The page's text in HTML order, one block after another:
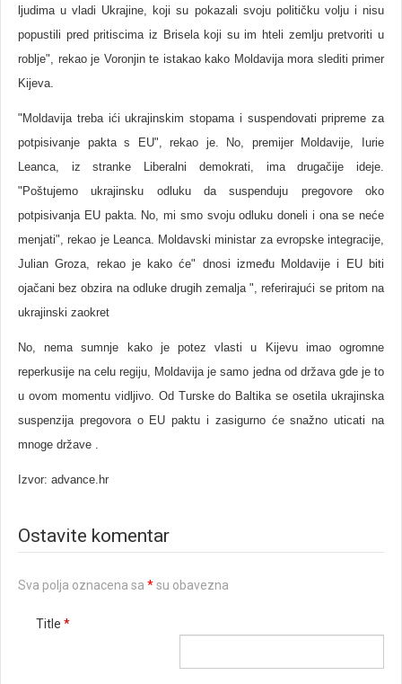
ljudima u vladi Ukrajine, koji su pokazali svoju političku volju i nisu
popustili pred pritiscima iz Brisela koji su im hteli zemlju pretvoriti u
roblje", rekao je Voronjin te istakao kako Moldavija mora slediti primer
Kijeva.
"Moldavija treba ići ukrajinskim stopama i suspendovati pripreme za
potpisivanje pakta s EU", rekao je. No, premijer Moldavije, Iurie
Leanca, iz stranke Liberalni demokrati, ima drugačije ideje.
"Poštujemo ukrajinsku odluku da suspenduju pregovore oko
potpisivanja EU pakta. No, mi smo svoju odluku doneli i ona se neće
menjati", rekao je Leanca. Moldavski ministar za evropske integracije,
Julian Groza, rekao je kako će" dnosi između Moldavije i EU biti
ojačani bez obzira na odluke drugih zemalja ", referirajući se pritom na
ukrajinski zaokret
No, nema sumnje kako je potez vlasti u Kijevu imao ogromne
reperkusije na celu regiju, Moldavija je samo jedna od država gde je to
u ovom momentu vidljivo. Od Turske do Baltika se osetila ukrajinska
suspenzija pregovora o EU paktu i zasigurno će snažno uticati na
mnoge države .
Izvor: advance.hr
Ostavite komentar
Sva polja oznacena sa *su obavezna
Title *